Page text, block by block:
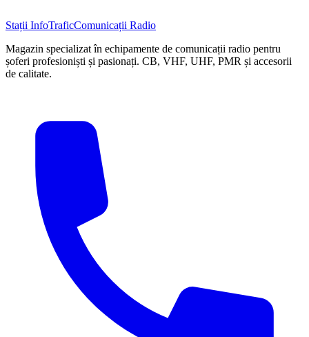
Stații InfoTraficComunicații Radio
Magazin specializat în echipamente de comunicații radio pentru
șoferi profesioniști și pasionați. CB, VHF, UHF, PMR și accesorii
de calitate.